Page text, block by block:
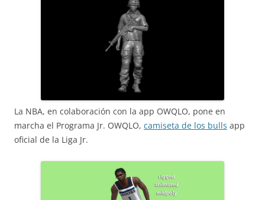
La NBA, en colaboración con la app OWQLO, pone en
marcha el Programa Jr. OWQLO, camiseta de los bulls app
oficial de la Liga Jr.